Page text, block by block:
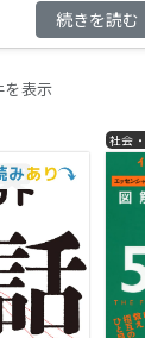
ヴァー）
」をどう考えて
なる宗教学』（
教入門』『知った
の＜宗教＞講座
続きを読む
を表示
社会